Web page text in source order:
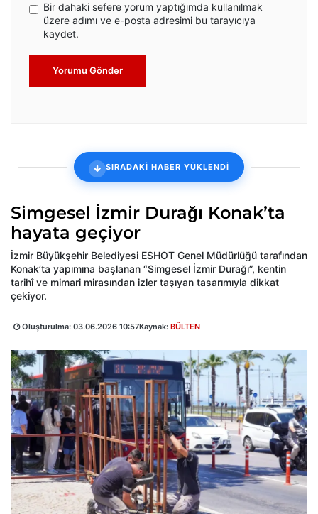
Bir dahaki sefere yorum yaptığımda kullanılmak
üzere adımı ve e-posta adresimi bu tarayıcıya
kaydet.
Yorumu Gönder
SIRADAKİ HABER YÜKLENDİ
Simgesel İzmir Durağı Konak’ta
hayata geçiyor
İzmir Büyükşehir Belediyesi ESHOT Genel Müdürlüğü tarafından
Konak’ta yapımına başlanan “Simgesel İzmir Durağı”, kentin
tarihî ve mimari mirasından izler taşıyan tasarımıyla dikkat
çekiyor.
Oluşturulma: 03.06.2026 10:57Kaynak: BÜLTEN